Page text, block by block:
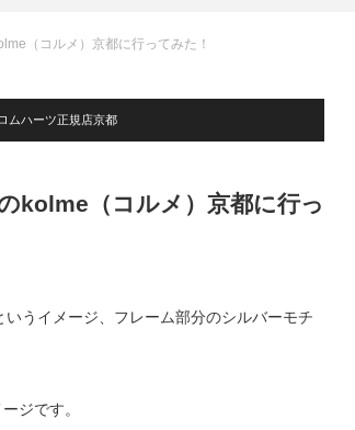
（コルメ）京都に行ってみた！
ムハーツ正規店京都
kolme（コルメ）京都に行っ
うイメージ、フレーム部分のシルバーモチ
ジです。